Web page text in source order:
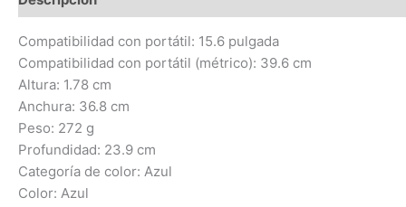
Compatibilidad con portátil: 15.6 pulgada
Compatibilidad con portátil (métrico): 39.6 cm
Altura: 1.78 cm
Anchura: 36.8 cm
Peso: 272 g
Profundidad: 23.9 cm
Categoría de color: Azul
Color: Azul